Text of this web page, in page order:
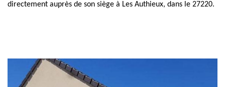
directement auprès de son siège à Les Authieux, dans le 27220.